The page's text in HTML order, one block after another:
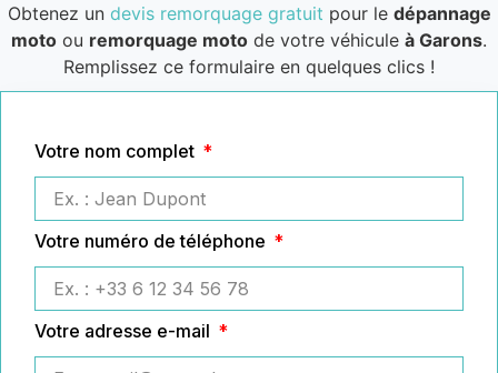
Obtenez un devis remorquage gratuit pour le dépannage
moto ou remorquage moto de votre véhicule à Garons.
Remplissez ce formulaire en quelques clics !
Votre nom complet
Votre numéro de téléphone
Votre adresse e-mail